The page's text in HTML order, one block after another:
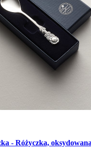
- Różyczka, oksydowana